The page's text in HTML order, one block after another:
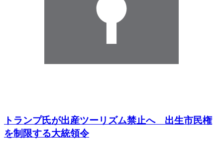
トランプ氏が出産ツーリズム禁止へ 出生市民権
を制限する大統領令